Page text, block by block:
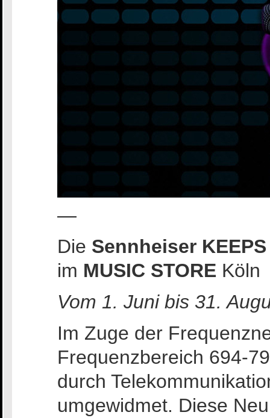
—
Die Sennheiser
im MUSIC STORE Köln
Vom 1. Juni bis 31.
Im Zuge der
Frequenzbereich 694-
durch
umgewidmet. Diese